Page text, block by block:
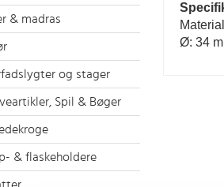
& madras
og stager
Spil & Bøger
& flaskeholdere
Ø: 34